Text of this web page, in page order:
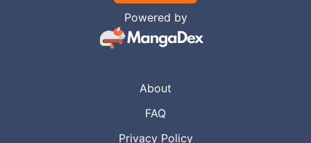
Powered by
About
FAQ
Privacy Policy